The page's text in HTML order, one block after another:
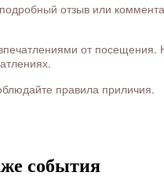
отзыв или
от
правила приличия.
события